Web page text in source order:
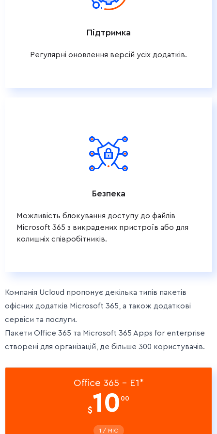
Підтримка
Регулярні оновлення версій усіх додатків.
Безпека
Можливість блокування доступу до файлів
Microsoft 365 з викрадених пристроїв або для
колишніх співробітників.
Компанія Ucloud пропонує декілька типів пакетів
офісних додатків Microsoft 365, а також додаткові
сервіси та послуги.
Пакети Office 365 та Microsoft 365 Apps for enterprise
створені для організацій, де більше 300 користувачів.
Office 365 - E1*
$10 00
1 / МIС